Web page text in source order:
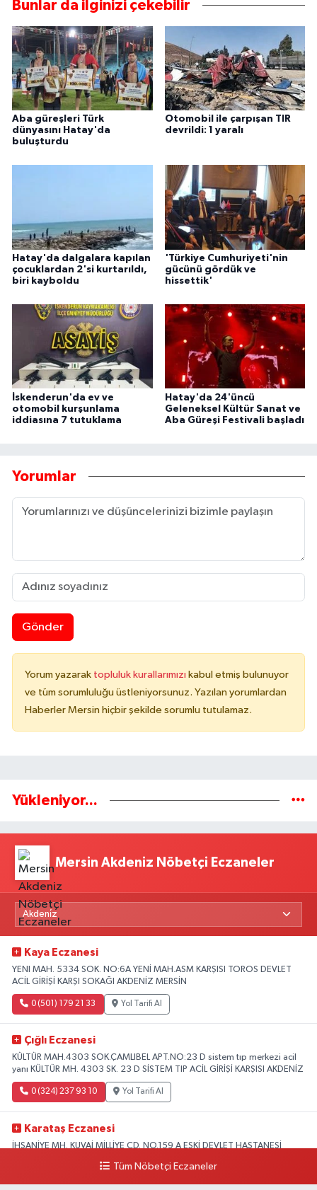
Bunlar da ilginizi çekebilir
Aba güreşleri Türk
dünyasını Hatay'da
buluşturdu
Otomobil ile çarpışan TIR
devrildi: 1 yaralı
Hatay'da dalgalara kapılan
çocuklardan 2'si kurtarıldı,
biri kayboldu
'Türkiye Cumhuriyeti'nin
gücünü gördük ve
hissettik'
İskenderun'da ev ve
otomobil kurşunlama
iddiasına 7 tutuklama
Hatay'da 24'üncü
Geleneksel Kültür Sanat ve
Aba Güreşi Festivali başladı
Yorumlar
Gönder
Yorum yazarak topluluk kurallarımızı kabul etmiş bulunuyor
ve tüm sorumluluğu üstleniyorsunuz. Yazılan yorumlardan
Haberler Mersin hiçbir şekilde sorumlu tutulamaz.
Yükleniyor...
Mersin Akdeniz Nöbetçi Eczaneler
Kaya Eczanesi
YENI MAH. 5334 SOK. NO:6A YENİ MAH.ASM KARŞISI TOROS DEVLET
ACİL GİRİŞİ KARŞI SOKAĞI AKDENİZ MERSİN
0 (501) 179 21 33 Yol Tarifi Al
Çığlı Eczanesi
KÜLTÜR MAH.4303 SOK.ÇAMLIBEL APT.NO:23 D sistem tıp merkezi acil
yanı KÜLTÜR MH. 4303 SK. 23 D SİSTEM TIP ACİL GİRİŞİ KARŞISI AKDENİZ
0 (324) 237 93 10 Yol Tarifi Al
Karataş Eczanesi
İHSANİYE MH. KUVAİ MİLLİYE CD. NO.159 A ESKİ DEVLET HASTANESİ
Tüm Nöbetçi Eczaneler